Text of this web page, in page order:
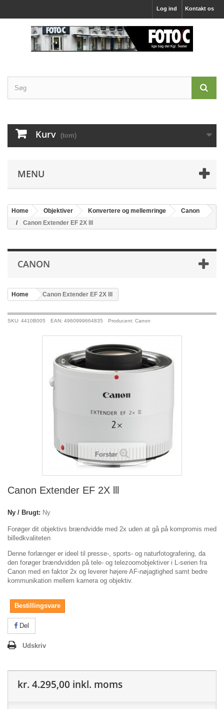
Kontakt os
Log ind
Kurv (tom)
MENU
Home Objektiver Konvertere og mellemringe
Canon
Canon Extender EF 2X lll
CANON
Home >Canon Extender EF 2X lll
SKU: 4410B005 EAN: 4960999664835 Producent: Canon
Forstør
Canon Extender EF 2X lll
Ny / Brugt: Ny
Forøger dit objektivs brændvidde med 2x uden at gå på kompromis med
billedkvaliteten
Denne forlænger er ideel til presse-, sports- og naturfotografering, da
den forøger brændvidden på tele- og telezoomobjektiver i L-serien fra
Canon med en faktor 2x og leverer højere AF-nøjagtighed samt bedre
kommunikation mellem kamera og objektiv.
Bestillingsvare
Del
Udskriv
kr. 4.295,00 inkl. moms